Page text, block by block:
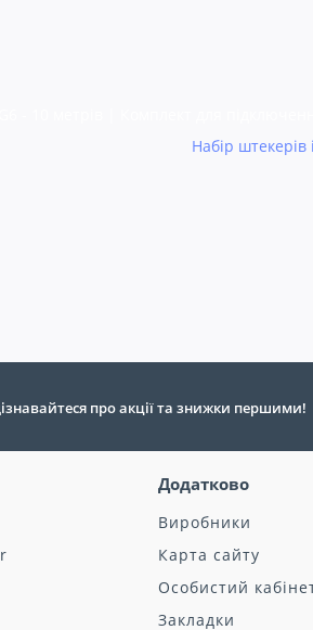
Набір
про акції та знижки першими!
Додатково
Виробники
Карта сайту
Особистий
Закладки